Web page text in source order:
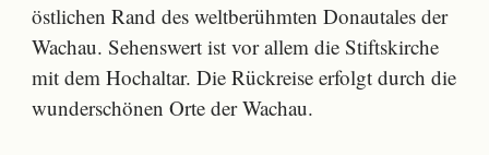
östlichen Rand des weltberühmten Donautales der
Wachau. Sehenswert ist vor allem die Stiftskirche
mit dem Hochaltar. Die Rückreise erfolgt durch die
wunderschönen Orte der Wachau.